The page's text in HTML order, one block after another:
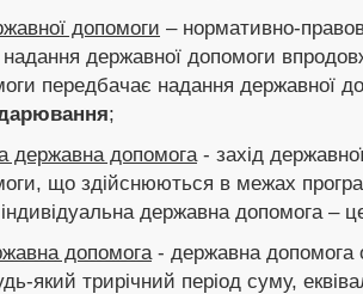
допомоги – нормативно-
державної допомоги
передбачає надання державної
;
державна допомога- захід
що здійснюються в межах
державна допомога –
допомога- державна допомога
який трирічний період суму,